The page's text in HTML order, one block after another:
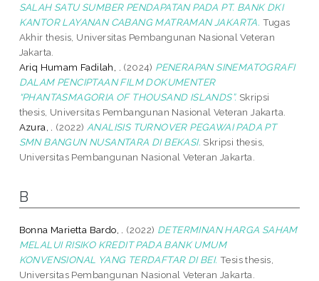
SALAH SATU SUMBER PENDAPATAN PADA PT. BANK DKI
KANTOR LAYANAN CABANG MATRAMAN JAKARTA. Tugas
Akhir thesis, Universitas Pembangunan Nasional Veteran
Jakarta.
Ariq Humam Fadilah, .
(2024) PENERAPAN SINEMATOGRAFI
DALAM PENCIPTAAN FILM DOKUMENTER
“PHANTASMAGORIA OF THOUSAND ISLANDS”. Skripsi
thesis, Universitas Pembangunan Nasional Veteran Jakarta.
Azura, .
(2022) ANALISIS TURNOVER PEGAWAI PADA PT
SMN BANGUN NUSANTARA DI BEKASI. Skripsi thesis,
Universitas Pembangunan Nasional Veteran Jakarta.
B
Bonna Marietta Bardo, . (2022) DETERMINAN HARGA SAHAM
MELALUI RISIKO KREDIT PADA BANK UMUM
KONVENSIONAL YANG TERDAFTAR DI BEI. Tesis thesis,
Universitas Pembangunan Nasional Veteran Jakarta.